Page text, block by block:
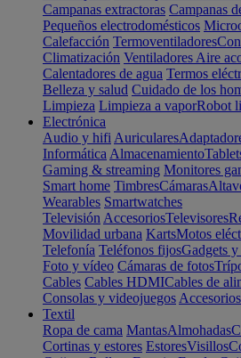
Campanas extractoras Campanas
Pequeños electrodomésticos
Calefacción Termoventiladores
Climatización Ventiladores Aire
Calentadores de agua Termos
Belleza y salud Cuidado de los
Limpieza Limpieza a vaporRobot
Electrónica
Audio y hifi Auriculares
Informática Almacenamiento
Gaming & streaming Monitores
Smart home TimbresCámaras
Wearables Smartwatches
Televisión AccesoriosTelevisores
Movilidad urbana KartsMotos
Telefonía Teléfonos fijosGadgets
Foto y vídeo Cámaras de fotos
Cables Cables HDMICables de
Consolas y videojuegos Accesorios
Textil
Ropa de cama MantasAlmohadas
Cortinas y estores EstoresVisillos